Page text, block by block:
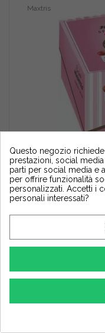
Maxtris
Maxtris
Questo negozio
prestazioni, social
parti per social media e
per offrire funzionalità
personalizzati. Accetti i
personali interessati?